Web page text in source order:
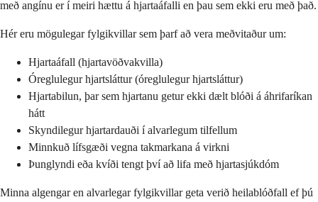
með angínu er í meiri hættu á hjartaáfalli en þau sem ekki eru með það.
Hér eru mögulegar fylgikvillar sem þarf að vera meðvitaður um:
Hjartaáfall (hjartavöðvakvilla)
Óreglulegur hjartsláttur (óreglulegur hjartsláttur)
Hjartabilun, þar sem hjartanu getur ekki dælt blóði á áhrifaríkan
hátt
Skyndilegur hjartardauði í alvarlegum tilfellum
Minnkuð lífsgæði vegna takmarkana á virkni
Þunglyndi eða kvíði tengt því að lifa með hjartasjúkdóm
Minna algengar en alvarlegar fylgikvillar geta verið heilablóðfall ef þú